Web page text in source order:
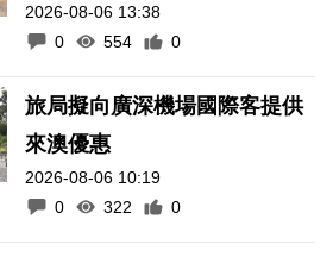
2026-08-06 13:38
0
554 0
旅局擬向廣深機場國際客提供
來澳優惠
2026-08-06 10:19
0
322 0